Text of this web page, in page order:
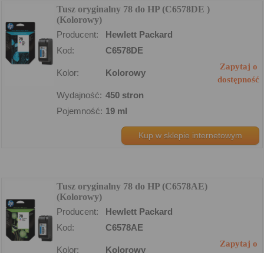
Tusz oryginalny 78 do HP (C6578DE )
(Kolorowy)
Producent:
Hewlett Packard
Kod:
C6578DE
Kolor: Kolorowy
Zapytaj o
dostępność
Wydajność: 450 stron
Pojemność: 19 ml
Kup w sklepie internetowym
Tusz oryginalny 78 do HP (C6578AE)
(Kolorowy)
Producent:
Hewlett Packard
Kod:
C6578AE
Kolor: Kolorowy
Zapytaj o